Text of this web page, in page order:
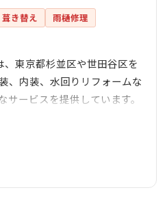
葺き替え
雨樋修理
東京都杉並区や世田谷区を
、内装、水回りリフォームな
サービスを提供しています。
速な対応と職人価格を特徴
や建築板金技能士が在籍して
フォローに力を入れていま
なお付き合いを大切にして
る依頼が多いことも信頼の証